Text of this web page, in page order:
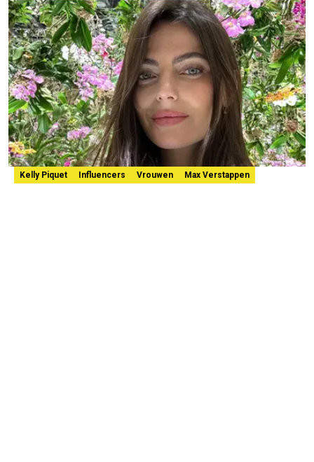
Kelly Piquet Influencers Vrouwen Max Verstappen